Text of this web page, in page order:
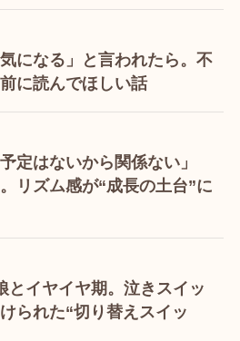
になる」と言われたら。不
に読んでほしい話
定はないから関係ない」
リズム感が“成長の土台”に
とイヤイヤ期。泣きスイッ
られた“切り替えスイッ